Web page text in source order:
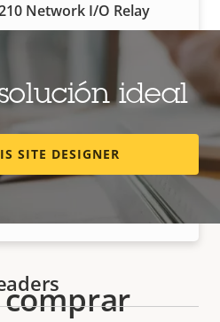
Network I/O Relay
E/S para funcionalidad
I/O Relay Expansion
densidad con gran
ideal
SITE DESIGNER